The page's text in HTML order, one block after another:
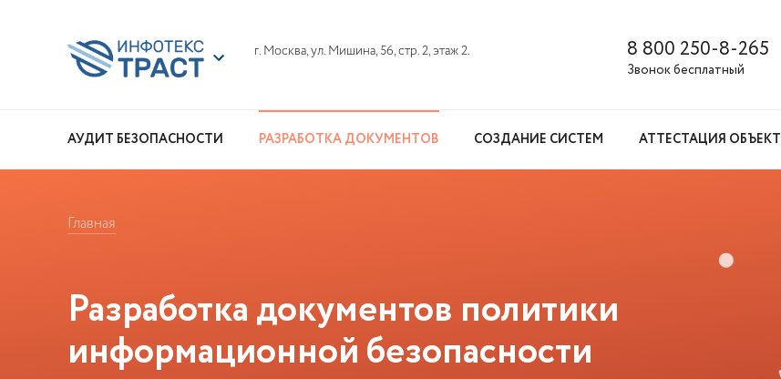
г. Москва, ул. Мишина, 56, стр. 2, этаж 2. 8 800 250-8-265
Звонок бесплатный
АУДИТ БЕЗОПАСНОСТИ РАЗРАБОТКА ДОКУМЕНТОВ СОЗДАНИЕ СИСТЕМ АТТЕСТАЦИЯ
Главная
Разработка документов политики
информационной безопасности